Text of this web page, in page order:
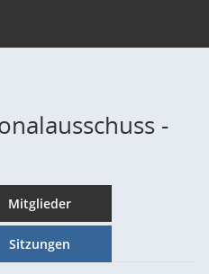
-
Mitglieder
Sitzungen